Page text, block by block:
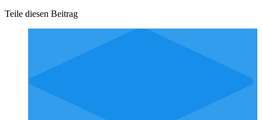
Teile diesen Beitrag